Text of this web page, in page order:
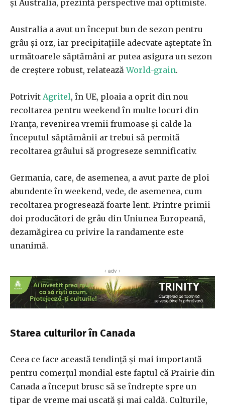
și Australia, prezintă perspective mai optimiste.
Australia a avut un început bun de sezon pentru
grâu și orz, iar precipitațiile adecvate așteptate în
următoarele săptămâni ar putea asigura un sezon
de creștere robust, relateazăWorld-grain.
Potrivit Agritel, în UE, ploaia a oprit din nou
recoltarea pentru weekend în multe locuri din
Franța, revenirea vremii frumoase și calde la
începutul săptămânii ar trebui să permită
recoltarea grâului să progreseze semnificativ.
Germania, care, de asemenea, a avut parte de ploi
abundente în weekend, vede, de asemenea, cum
recoltarea progresează foarte lent. Printre primii
doi producători de grâu din Uniunea Europeană,
dezamăgirea cu privire la randamente este
unanimă.
‹ adv ›
Starea culturilor în Canada
Ceea ce face această tendință și mai importantă
pentru comerțul mondial este faptul că Prairie din
Canada a început brusc să se îndrepte spre un
tipar de vreme mai uscată și mai caldă. Culturile,